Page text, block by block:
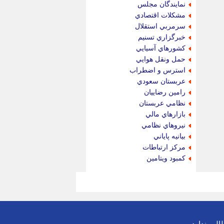
نمايندگان مجلس
مشكلات اقتصادي
سرمربي استقلال
خبرگزاري تسنيم
كشورهاي آسيايي
حمل ونقل هوايي
استرس و اضطراب
عربستان سعودي
رامين رضاييان
نظامي عربستان
بازارهاي مالي
نيروهاي نظامي
بيانيه پاياني
مركز ارتباطات
كمبود ويتامين